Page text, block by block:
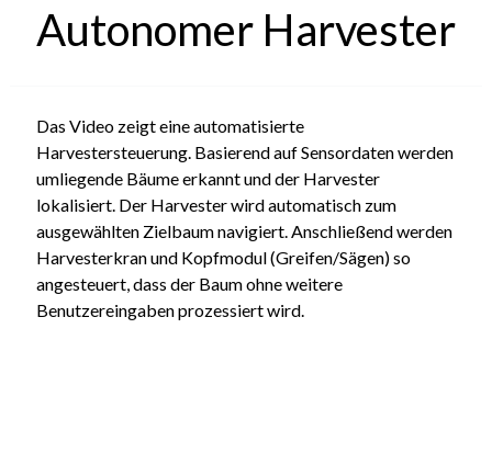
Autonomer Harvester
Das Video zeigt eine automatisierte
Harvestersteuerung. Basierend auf Sensordaten werden
umliegende Bäume erkannt und der Harvester
lokalisiert. Der Harvester wird automatisch zum
ausgewählten Zielbaum navigiert. Anschließend werden
Harvesterkran und Kopfmodul (Greifen/Sägen) so
angesteuert, dass der Baum ohne weitere
Benutzereingaben prozessiert wird.